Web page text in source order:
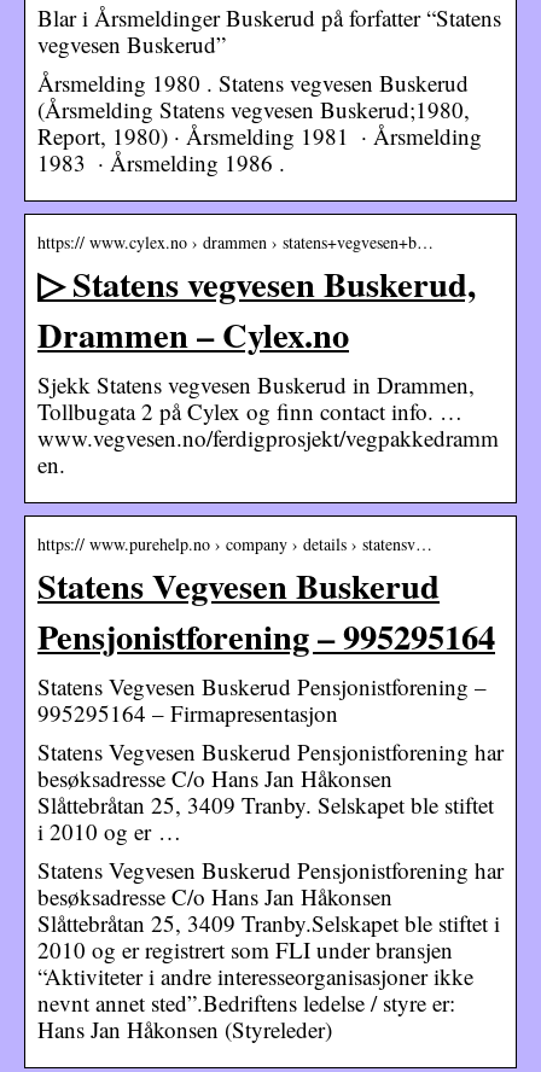
Blar i Årsmeldinger Buskerud på forfatter “Statens
vegvesen Buskerud”
Årsmelding 1980 . Statens vegvesen Buskerud
(Årsmelding Statens vegvesen Buskerud;1980,
Report, 1980) · Årsmelding 1981 · Årsmelding
1983 · Årsmelding 1986 .
https:// www.cylex.no › drammen › statens+vegvesen+b…
▷ Statens vegvesen Buskerud,
Drammen – Cylex.no
Sjekk Statens vegvesen Buskerud in Drammen,
Tollbugata 2 på Cylex og finn contact info. …
www.vegvesen.no/ferdigprosjekt/vegpakkedramm
en.
https:// www.purehelp.no › company › details › statensv…
Statens Vegvesen Buskerud
Pensjonistforening – 995295164
Statens Vegvesen Buskerud Pensjonistforening –
995295164 – Firmapresentasjon
Statens Vegvesen Buskerud Pensjonistforening har
besøksadresse C/o Hans Jan Håkonsen
Slåttebråtan 25, 3409 Tranby. Selskapet ble stiftet
i 2010 og er …
Statens Vegvesen Buskerud Pensjonistforening har
besøksadresse C/o Hans Jan Håkonsen
Slåttebråtan 25, 3409 Tranby.Selskapet ble stiftet i
2010 og er registrert som FLI under bransjen
“Aktiviteter i andre interesseorganisasjoner ikke
nevnt annet sted”.Bedriftens ledelse / styre er:
Hans Jan Håkonsen (Styreleder)